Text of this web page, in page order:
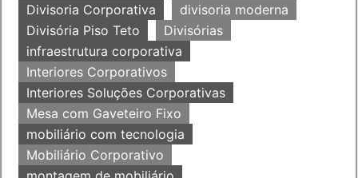
Divisoria Corporativa
divisoria moderna
Divisória Piso Teto
Divisórias
infraestrutura corporativa
Interiores Corporativos
Interiores Soluções Corporativas
Mesa com Gaveteiro Fixo
mobiliário com tecnologia
Mobiliário Corporativo